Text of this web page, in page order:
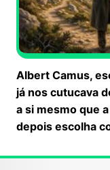
Albert Camus,
já nos cutucava
a si mesmo que
depois escolha